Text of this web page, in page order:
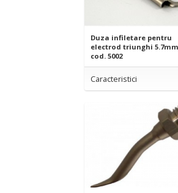
Duza infiletare pentru
electrod triunghi
cod. 5002
Caracteristici